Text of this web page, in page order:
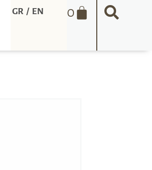
GR / EN 0